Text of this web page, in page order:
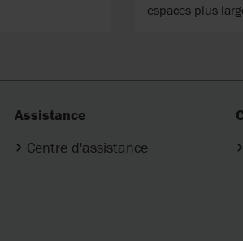
espaces plus
Assistance
Centre d'assistance